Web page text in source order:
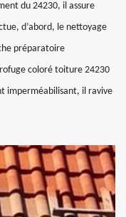
du 24230, il assure
d’abord, le nettoyage
préparatoire
coloré toiture 24230
imperméabilisant, il ravive